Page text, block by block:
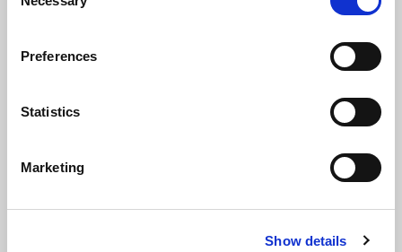
Selection
Preferences
Statistics
Marketing
Show details